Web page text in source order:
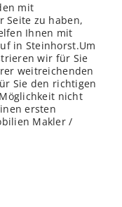
mit
Seite zu haben,
Ihnen mit
in Steinhorst.Um
wir für Sie
weitreichenden
Sie den richtigen
nicht
ersten
Makler /